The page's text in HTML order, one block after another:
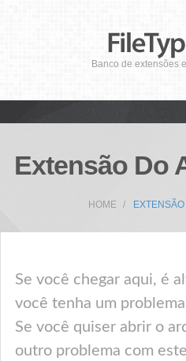
Banco de extensões
Extensão Do
HOME
Se você chegar aqui, é
você tenha um
Se você quiser abrir o
outro problema com